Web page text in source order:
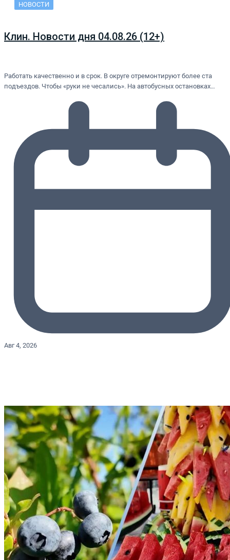
НОВОСТИ
Клин. Новости дня 04.08.26 (12+)
Работать качественно и в срок. В округе отремонтируют более ста
подъездов. Чтобы «руки не чесались». На автобусных остановках…
Авг 4, 2026